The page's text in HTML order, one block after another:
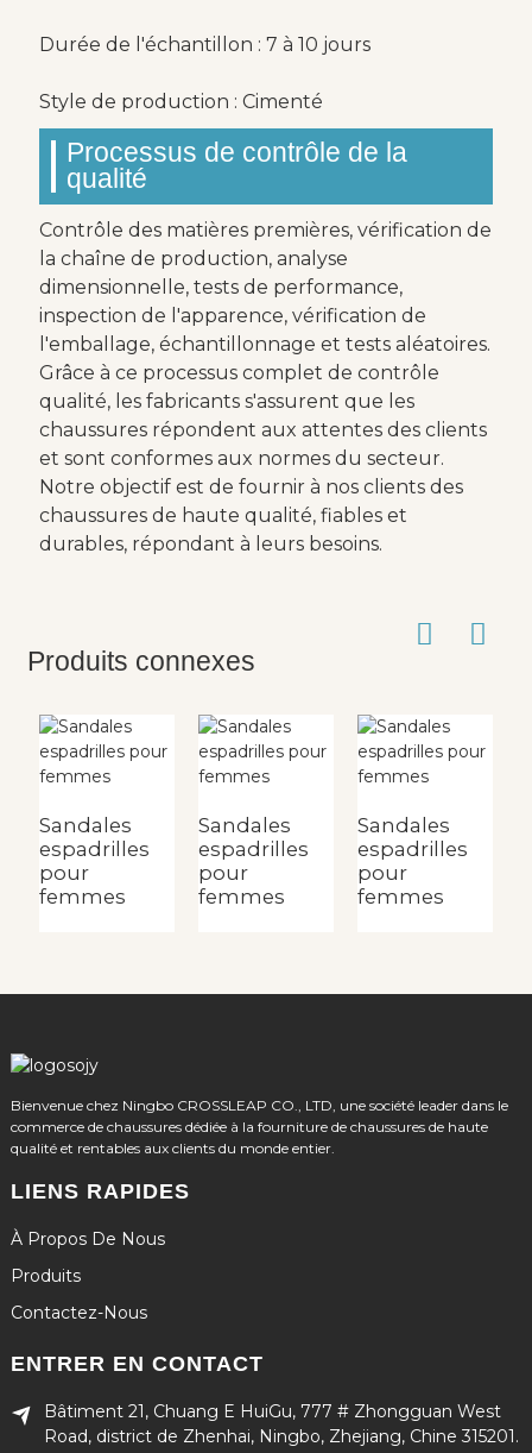
Durée de l'échantillon : 7 à 10 jours
Style de production : Cimenté
Processus de contrôle de la
qualité
Contrôle des matières premières, vérification de
la chaîne de production, analyse
dimensionnelle, tests de performance,
inspection de l'apparence, vérification de
l'emballage, échantillonnage et tests aléatoires.
Grâce à ce processus complet de contrôle
qualité, les fabricants s'assurent que les
chaussures répondent aux attentes des clients
et sont conformes aux normes du secteur.
Notre objectif est de fournir à nos clients des
chaussures de haute qualité, fiables et
durables, répondant à leurs besoins.
Produits connexes
Sandales
espadrilles
pour
femmes
Sandales
espadrilles
pour
femmes
Sandales
espadrilles
pour
femmes
Bienvenue chez Ningbo CROSSLEAP CO., LTD, une société leader dans le
commerce de chaussures dédiée à la fourniture de chaussures de haute
qualité et rentables aux clients du monde entier.
LIENS RAPIDES
À Propos De Nous
Produits
Contactez-Nous
ENTRER EN CONTACT
Bâtiment 21, Chuang E HuiGu, 777 # Zhongguan West
Road, district de Zhenhai, Ningbo, Zhejiang, Chine 315201.